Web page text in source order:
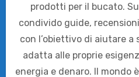
prodotti per il bucato.
condivido guide,
con l’obiettivo di aiutare a
adatta alle proprie
energia e denaro. Il mondo